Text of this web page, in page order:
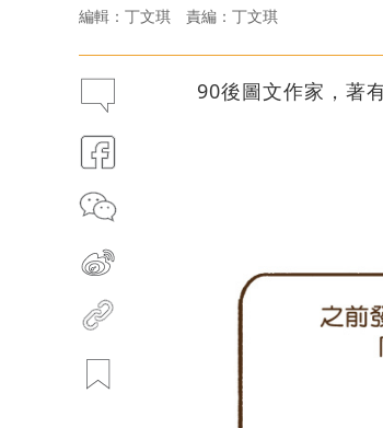
編輯：丁文琪 責編：丁文琪
90後圖文作家，著